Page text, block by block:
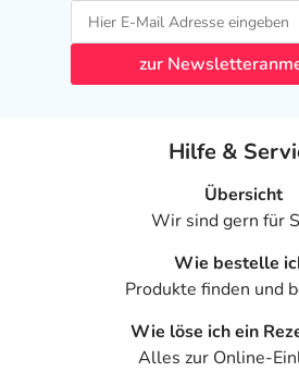
zur
Hilfe &
Übersicht
Wir sind gern für
Wie bestelle
Produkte finden und
Wie löse ich ein
Alles zur Online-